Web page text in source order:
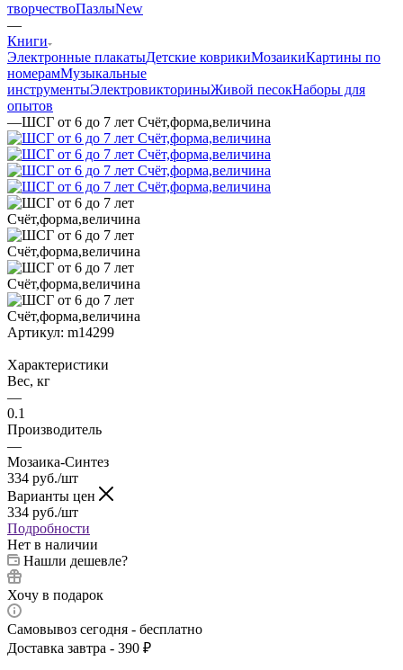
творчествоПазлыNew
—
Книги
Электронные плакатыДетские коврикиМозаикиКартины по
номерамМузыкальные
инструментыЭлектровикториныЖивой песокНаборы для
опытов
—ШСГ от 6 до 7 лет Счёт,форма,величина
Артикул: m14299
Характеристики
Вес, кг
—
0.1
Производитель
—
Мозаика-Синтез
334 руб./шт
Варианты цен
334 руб./шт
Подробности
Нет в наличии
Нашли дешевле?
Хочу в подарок
Самовывоз сегодня - бесплатно
Доставка завтра - 390 ₽